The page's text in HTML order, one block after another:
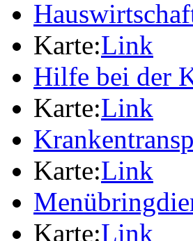
Karte:Link
Hilfe bei der
Karte:Link
Karte:Link
Karte:Link